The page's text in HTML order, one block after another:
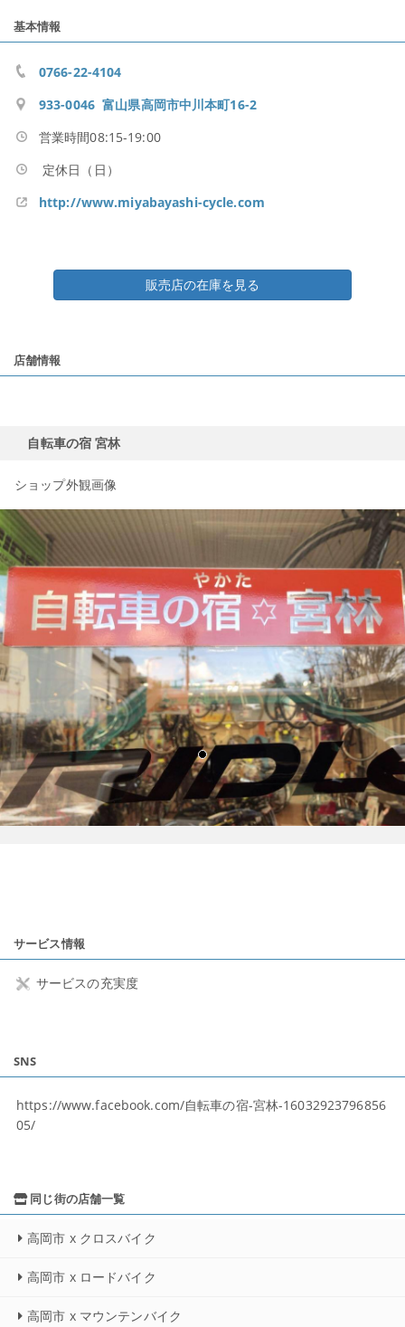
基本情報
0766-22-4104
933-0046 富山県高岡市中川本町16-2
営業時間08:15-19:00
定休日（日）
http://www.miyabayashi-cycle.com
販売店の在庫を見る
店舗情報
自転車の宿 宮林
ショップ外観画像
サービス情報
サービスの充実度
SNS
https://www.facebook.com/自転車の宿-宮林-16032923796856
05/
同じ街の店舗一覧
高岡市 x クロスバイク
高岡市 x ロードバイク
高岡市 x マウンテンバイク